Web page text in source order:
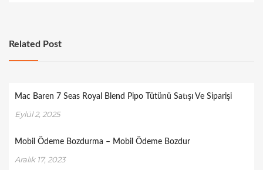
Related Post
Mac Baren 7 Seas Royal Blend Pipo Tütünü Satışı Ve Siparişi
Eylül 2, 2025
Mobil Ödeme Bozdurma – Mobil Ödeme Bozdur
Aralık 17, 2023